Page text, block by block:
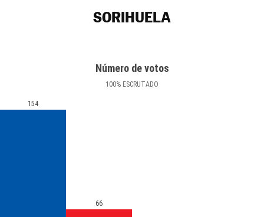
SORIHUELA
Número de votos
100% ESCRUTADO
154
66